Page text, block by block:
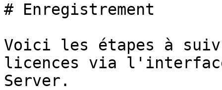
# Enregistrement
Voici les étapes à
licences via
Server.